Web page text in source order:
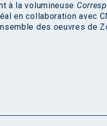
à la volumineuse
en collaboration avec
des oeuvres de